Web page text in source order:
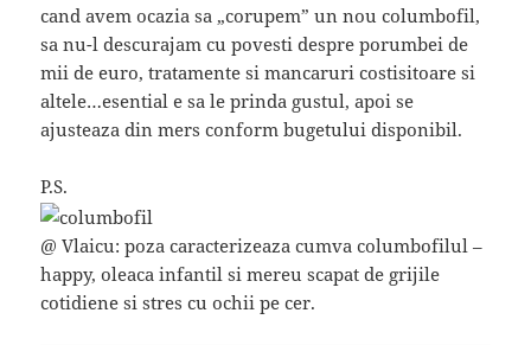
cand avem ocazia sa „corupem” un nou columbofil,
sa nu-l descurajam cu povesti despre porumbei de
mii de euro, tratamente si mancaruri costisitoare si
altele…esential e sa le prinda gustul, apoi se
ajusteaza din mers conform bugetului disponibil.
P.S.
@ Vlaicu: poza caracterizeaza cumva columbofilul –
happy, oleaca infantil si mereu scapat de grijile
cotidiene si stres cu ochii pe cer.